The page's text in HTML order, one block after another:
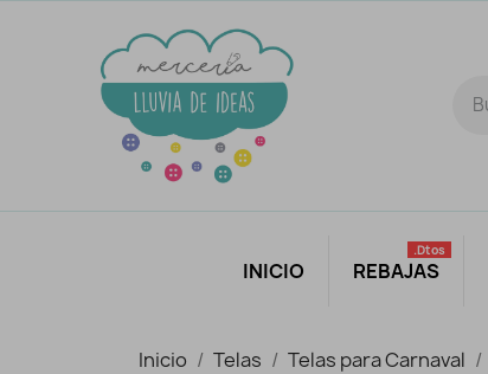
INICIO REBAJAS
.dtos
Inicio Telas Telas para Carnaval